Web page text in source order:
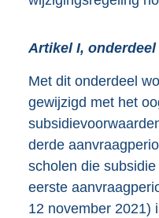
Artikel I, onderdeel
Met dit onderdeel
gewijzigd met het
derde
scholen die
eerste
12 november 2021)